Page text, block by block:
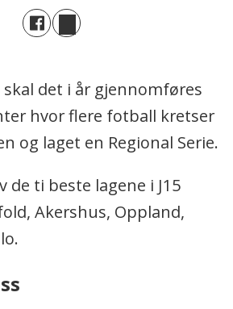
det i år gjennomføres
hvor flere fotball kretser
og laget en Regional Serie.
de ti beste lagene i J15
Akershus, Oppland,